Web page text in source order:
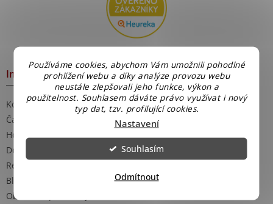
Používáme cookies, abychom Vám umožnili pohodlné
prohlížení webu a díky analýze provozu webu
neustále zlepšovali jeho funkce, výkon a
použitelnost. Souhlasem dáváte právo využívat i nový
typ dat, tzv. profilující cookies.
Nastavení
Odmítnout
Souhlasím
Informace pro Vás
Kontakty
Časté dotazy
Hodnocení obchodu
Doprava a platba
Reklamace
Blog - rady a tipy
Obchodní podmínky